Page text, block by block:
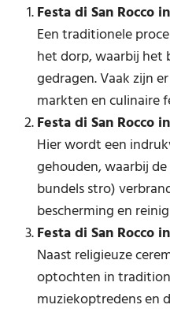
Festa di San Rocco
Een traditionele
het dorp, waarbij het
gedragen. Vaak zijn
markten en culinaire
Festa di San Rocco
Hier wordt een
gehouden, waarbij de
bundels stro)
bescherming en
Festa di San Rocco
Naast religieuze
optochten in
muziekoptredens en